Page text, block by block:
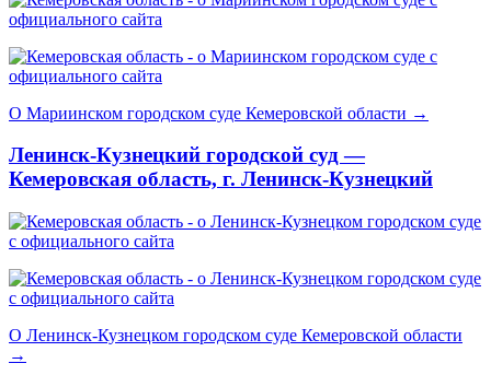
О Мариинском городском суде Кемеровской области →
Ленинск-Кузнецкий городской суд —
Кемеровская область, г. Ленинск-Кузнецкий
О Ленинск-Кузнецком городском суде Кемеровской области
→